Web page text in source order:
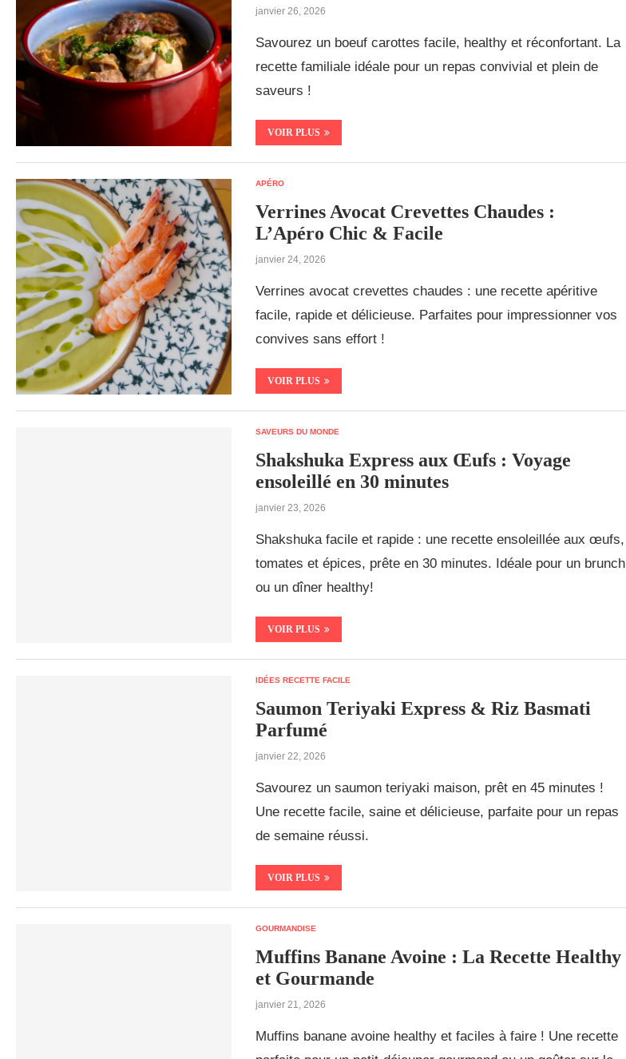
janvier 26, 2026
Savourez un boeuf carottes facile, healthy et réconfortant. La
recette familiale idéale pour un repas convivial et plein de
saveurs !
VOIR PLUS
APÉRO
Verrines Avocat Crevettes Chaudes :
L’Apéro Chic & Facile
janvier 24, 2026
Verrines avocat crevettes chaudes : une recette apéritive
facile, rapide et délicieuse. Parfaites pour impressionner vos
convives sans effort !
VOIR PLUS
SAVEURS DU MONDE
Shakshuka Express aux Œufs : Voyage
ensoleillé en 30 minutes
janvier 23, 2026
Shakshuka facile et rapide : une recette ensoleillée aux œufs,
tomates et épices, prête en 30 minutes. Idéale pour un brunch
ou un dîner healthy!
VOIR PLUS
IDÉES RECETTE FACILE
Saumon Teriyaki Express & Riz Basmati
Parfumé
janvier 22, 2026
Savourez un saumon teriyaki maison, prêt en 45 minutes !
Une recette facile, saine et délicieuse, parfaite pour un repas
de semaine réussi.
VOIR PLUS
GOURMANDISE
Muffins Banane Avoine : La Recette Healthy
et Gourmande
janvier 21, 2026
Muffins banane avoine healthy et faciles à faire ! Une recette